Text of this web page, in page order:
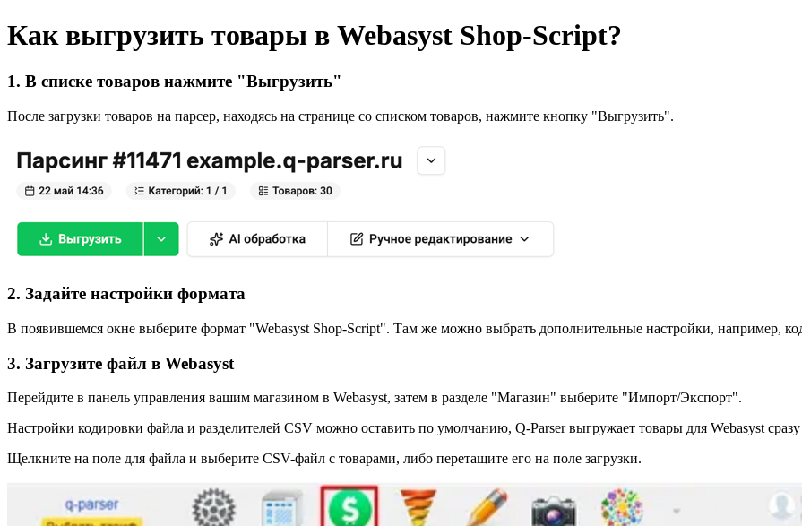
Как выгрузить товары в Webasyst Shop-Script?
1. В списке товаров нажмите "Выгрузить"
После загрузки товаров на парсер, находясь на странице со списком товаров, нажмите кнопку "Выгрузить".
2. Задайте настройки формата
В появившемся окне выберите формат "Webasyst Shop-Script". Там же можно выбрать дополнительные настройки, например,
3. Загрузите файл в Webasyst
Перейдите в панель управления вашим магазином в Webasyst, затем в разделе "Магазин" выберите "Импорт/Экспорт".
Настройки кодировки файла и разделителей CSV можно оставить по умолчанию, Q-Parser выгружает товары для Webasyst
Щелкните на поле для файла и выберите CSV-файл с товарами, либо перетащите его на поле загрузки.